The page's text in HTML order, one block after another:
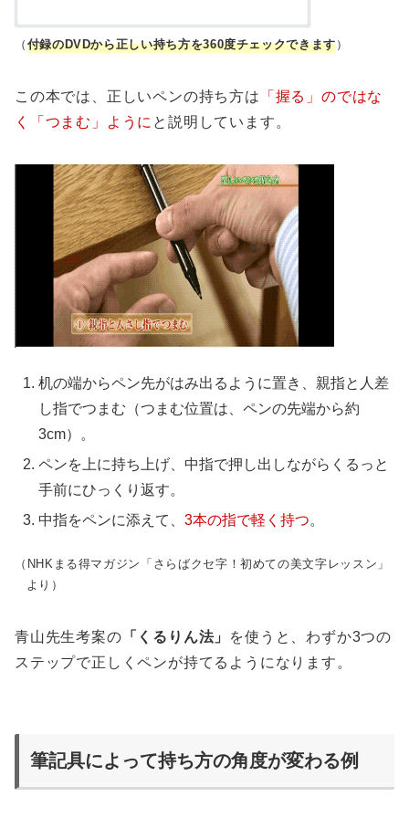
（ 付録のDVDから正しい持ち方を360度チェックできます）
この本では、正しいペンの持ち方は
「握る」のではな
く「つまむ」ように と説明しています。
机の端からペン先がはみ出るように置き、親指と人差
し指でつまむ（つまむ位置は、ペンの先端から約
3cm）。
ペンを上に持ち上げ、中指で押し出しながらくるっと
手前にひっくり返す。
中指をペンに添えて、 3本の指で軽く持つ。
（NHKまる得マガジン「さらばクセ字！初めての美文字レッスン」
より）
青山先生考案の 「くるりん法」
を使うと、わずか3つの
ステップで正しくペンが持てるようになります。
筆記具によって持ち方の角度が変わる例